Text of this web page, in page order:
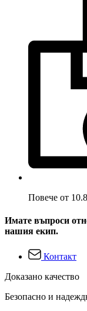
Повече от
Имате въпроси
нашия екип.
Контакт
Доказано качество
Безопасно и